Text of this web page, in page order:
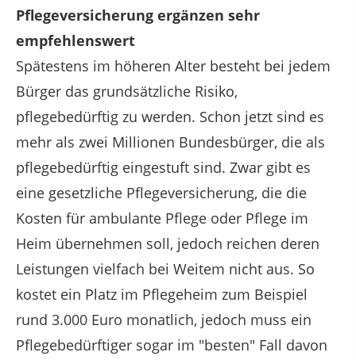
Pflegeversicherung ergänzen sehr
empfehlenswert
Spätestens im höheren Alter besteht bei jedem
Bürger das grundsätzliche Risiko,
pflegebedürftig zu werden. Schon jetzt sind es
mehr als zwei Millionen Bundesbürger, die als
pflegebedürftig eingestuft sind. Zwar gibt es
eine gesetzliche Pflegeversicherung, die die
Kosten für ambulante Pflege oder Pflege im
Heim übernehmen soll, jedoch reichen deren
Leistungen vielfach bei Weitem nicht aus. So
kostet ein Platz im Pflegeheim zum Beispiel
rund 3.000 Euro monatlich, jedoch muss ein
Pflegebedürftiger sogar im "besten" Fall davon